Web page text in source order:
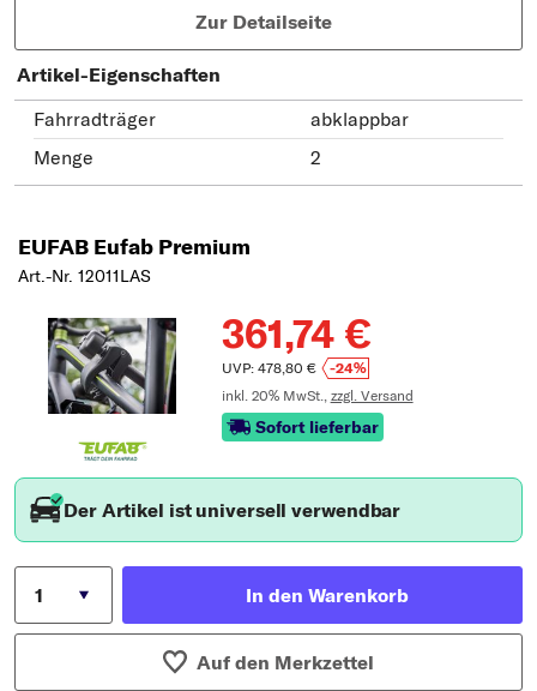
Zur Detailseite
Artikel-Eigenschaften
Fahrradträger
abklappbar
Menge
2
EUFAB Eufab Premium
Art.-Nr. 12011LAS
361,74 €
UVP: 478,80 €
-24%
inkl. 20% MwSt., zzgl. Versand
Sofort lieferbar
Der Artikel ist universell verwendbar
In den Warenkorb
Auf den Merkzettel